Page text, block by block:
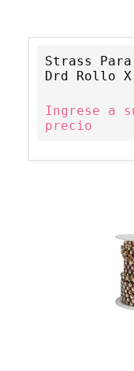
Strass
Drd Rollo X
Ingrese a
precio